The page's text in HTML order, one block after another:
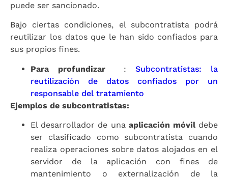
puede ser sancionado.
Bajo ciertas condiciones, el subcontratista podrá
reutilizar los datos que le han sido confiados para
sus propios fines.
Para profundizar : Subcontratistas: la
reutilización de datos confiados por un
responsable del tratamiento
Ejemplos de subcontratistas:
El desarrollador de una aplicación móvildebe
ser clasificado como subcontratista cuando
realiza operaciones sobre datos alojados en el
servidor de la aplicación con fines de
mantenimiento o externalización de la